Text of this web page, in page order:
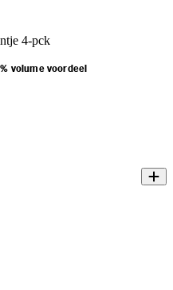
4-pck
volume voordeel